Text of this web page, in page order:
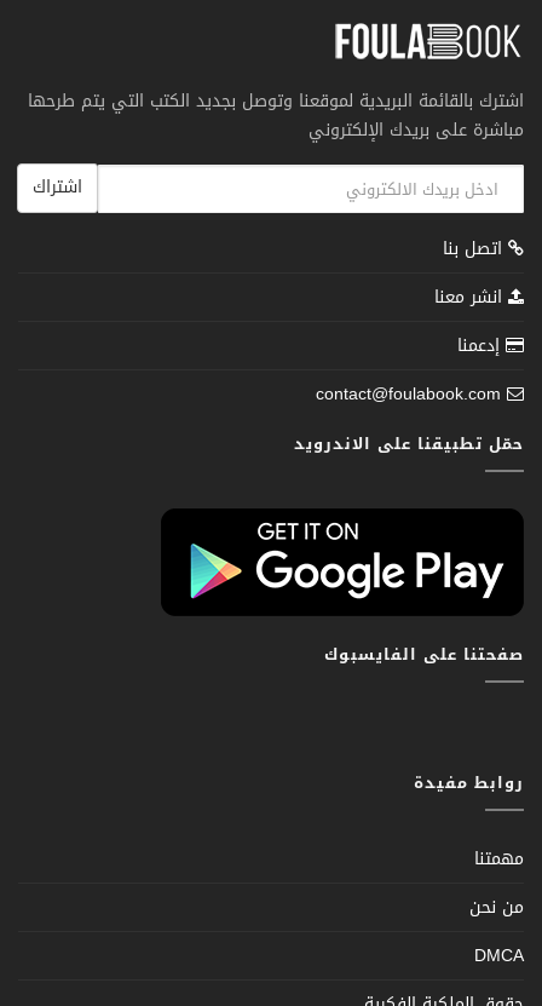
اشترك بالقائمة البريدية لموقعنا وتوصل بجديد الكتب التي يتم طرحها
مباشرة على بريدك الإلكتروني
اشتراك
اتصل بنا
انشر معنا
إدعمنا
contact@foulabook.com
حمّل تطبيقنا على الاندرويد
صفحتنا على الفايسبوك
روابط مفيدة
مهمتنا
من نحن
DMCA